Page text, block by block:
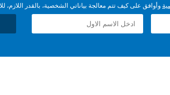
وأوافق على كيف تتم معالجة بياناتي الشخصية، بالقدر اللازم،